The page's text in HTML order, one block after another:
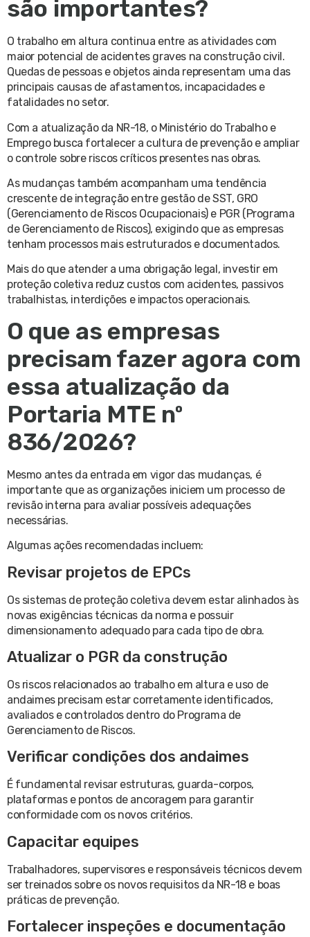
são importantes?
O trabalho em altura continua entre as atividades com
maior potencial de acidentes graves na construção civil.
Quedas de pessoas e objetos ainda representam uma das
principais causas de afastamentos, incapacidades e
fatalidades no setor.
Com a atualização da NR-18, o Ministério do Trabalho e
Emprego busca fortalecer a cultura de prevenção e ampliar
o controle sobre riscos críticos presentes nas obras.
As mudanças também acompanham uma tendência
crescente de integração entre gestão de SST, GRO
(Gerenciamento de Riscos Ocupacionais) e PGR (Programa
de Gerenciamento de Riscos), exigindo que as empresas
tenham processos mais estruturados e documentados.
Mais do que atender a uma obrigação legal, investir em
proteção coletiva reduz custos com acidentes, passivos
trabalhistas, interdições e impactos operacionais.
O que as empresas
precisam fazer agora com
essa atualização da
Portaria MTE nº
836/2026?
Mesmo antes da entrada em vigor das mudanças, é
importante que as organizações iniciem um processo de
revisão interna para avaliar possíveis adequações
necessárias.
Algumas ações recomendadas incluem:
Revisar projetos de EPCs
Os sistemas de proteção coletiva devem estar alinhados às
novas exigências técnicas da norma e possuir
dimensionamento adequado para cada tipo de obra.
Atualizar o PGR da construção
Os riscos relacionados ao trabalho em altura e uso de
andaimes precisam estar corretamente identificados,
avaliados e controlados dentro do Programa de
Gerenciamento de Riscos.
Verificar condições dos andaimes
É fundamental revisar estruturas, guarda-corpos,
plataformas e pontos de ancoragem para garantir
conformidade com os novos critérios.
Capacitar equipes
Trabalhadores, supervisores e responsáveis técnicos devem
ser treinados sobre os novos requisitos da NR-18 e boas
práticas de prevenção.
Fortalecer inspeções e documentação